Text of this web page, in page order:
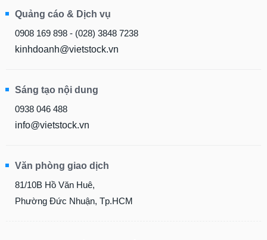
Quảng cáo & Dịch vụ
0908 169 898 - (028) 3848 7238
kinhdoanh@vietstock.vn
Sáng tạo nội dung
0938 046 488
info@vietstock.vn
Văn phòng giao dịch
81/10B Hồ Văn Huê,
Phường Đức Nhuận, Tp.HCM